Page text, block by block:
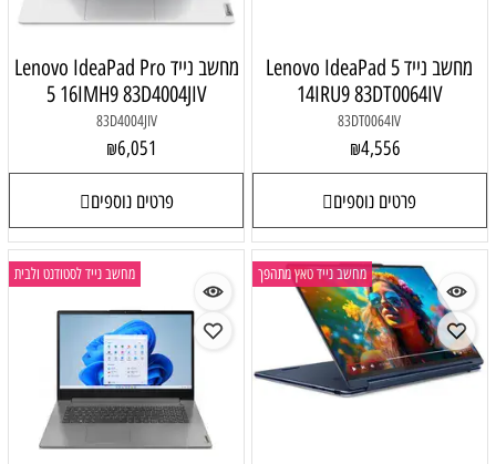
מחשב נייד Lenovo IdeaPad 5
14IRU9 83DT0064IV
83DT0064IV
₪4,556
פרטים נוספים
מחשב נייד Lenovo IdeaPad Pro
5 16IMH9 83D4004JIV
83D4004JIV
₪6,051
פרטים נוספים
מחשב נייד טאץ מתהפך מחשב נייד לסטודנט ולבית